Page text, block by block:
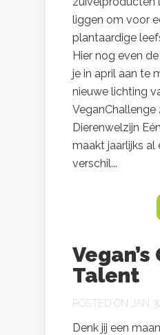
liggen om voor
plantaardige
Hier nog even
je in april aan te
nieuwe lichting
VeganChallenge
Dierenwelzijn
maakt jaarlijks al
verschil...
Vegan’s
Talent
POSTED ON JAN
Denk jij een